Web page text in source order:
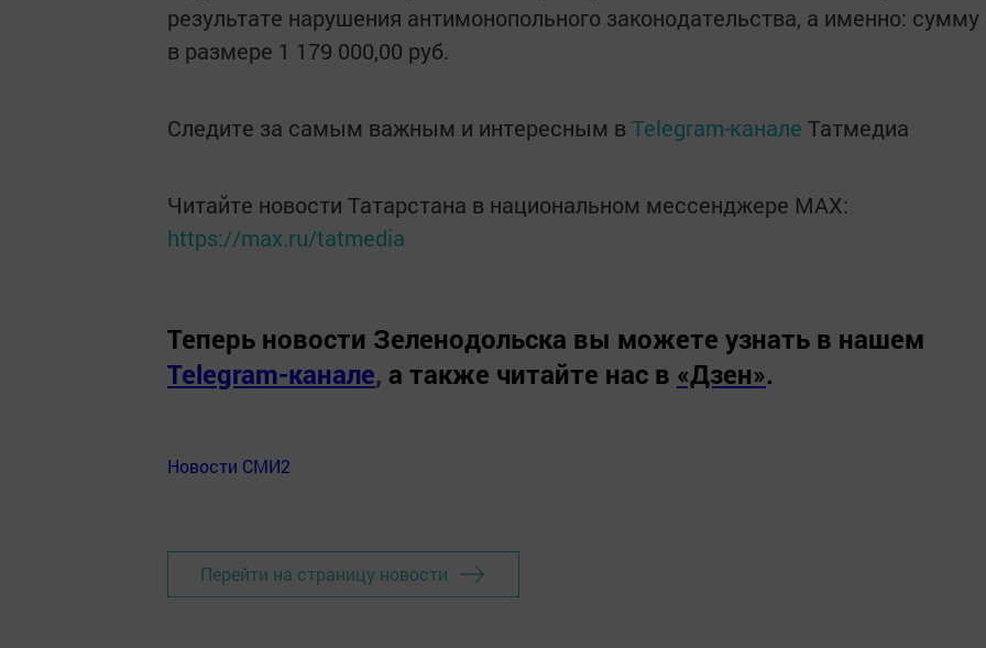
результате нарушения антимонопольного законодательства, а именно: сумму
в размере 1 179 000,00 руб.
Следите за самым важным и интересным в Telegram-канале Татмедиа
Читайте новости Татарстана в национальном мессенджере MАХ:
https://max.ru/tatmedia
Теперь новости Зеленодольска вы можете узнать в нашем
Telegram-канале, а также читайте нас в «Дзен».
Новости СМИ2
Перейти на страницу новости